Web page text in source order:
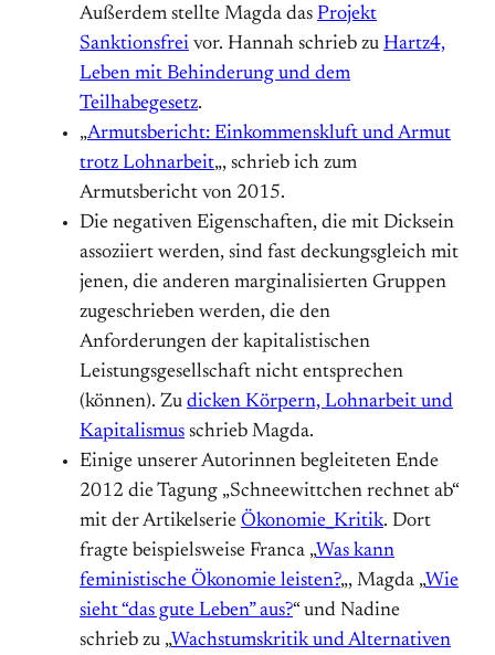
Außerdem stellte Magda das Projekt
Sanktionsfrei vor. Hannah schrieb zu Hartz4,
Leben mit Behinderung und dem
Teilhabegesetz.
„Armutsbericht: Einkommenskluft und Armut
trotz Lohnarbeit„, schrieb ich zum
Armutsbericht von 2015.
Die negativen Eigenschaften, die mit Dicksein
assoziiert werden, sind fast deckungsgleich mit
jenen, die anderen marginalisierten Gruppen
zugeschrieben werden, die den
Anforderungen der kapitalistischen
Leistungsgesellschaft nicht entsprechen
(können). Zu dicken Körpern, Lohnarbeit und
Kapitalismus schrieb Magda.
Einige unserer Autorinnen begleiteten Ende
2012 die Tagung „Schneewittchen rechnet ab“
mit der Artikelserie Ökonomie_Kritik. Dort
fragte beispielsweise Franca „Was kann
feministische Ökonomie leisten?„, Magda „Wie
sieht “das gute Leben” aus?“ und Nadine
schrieb zu „Wachstumskritik und Alternativen